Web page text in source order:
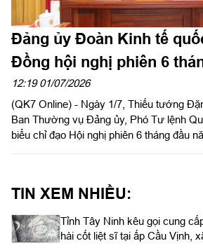
Đảng ủy Đoàn Kinh tế
Đồng hội nghị phiên 6
2026
12:19 01/07/2026
(QK7 Online) - Ngày 1/7, Thiếu tướng
Ban Thường vụ Đảng ủy, Phó Tư lệnh
biểu chỉ đạo Hội nghị phiên 6 tháng đầu
TIN XEM NHIỀU:
Tỉnh Tây Ninh kêu gọi cung
hài cốt liệt sĩ tại ấp Cầu Vịnh,